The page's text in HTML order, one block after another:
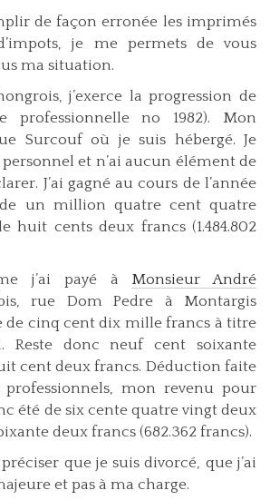
de façon erronée les imprimés
je me permets de vous
ma situation.
j’exerce la progression de
professionnelle no 1982). Mon
Surcouf où je suis hébergé. Je
personnel et n’ai aucun élément de
J’ai gagné au cours de l’année
de un million quatre cent quatre
huit cents deux francs (1.484.802
j’ai payé à Monsieur André
rue Dom Pedre à Montargis
de cinq cent dix mille francs à titre
Reste donc neuf cent soixante
cent deux francs. Déduction faite
mon revenu pour
été de six cente quatre vingt deux
deux francs (682.362 francs).
que je suis divorcé, que j’ai
et pas à ma charge.